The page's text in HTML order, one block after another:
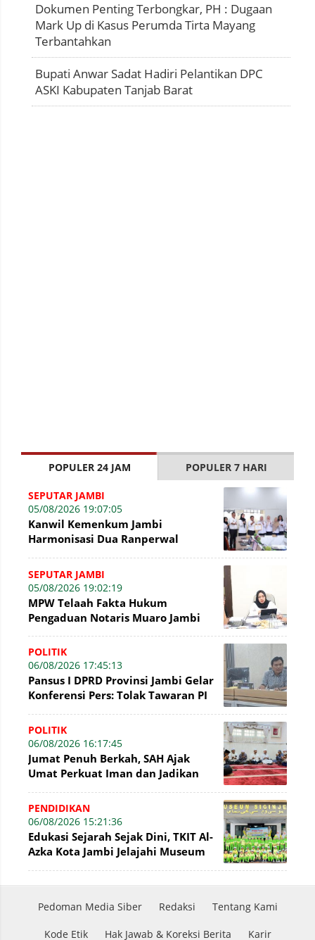
Dokumen Penting Terbongkar, PH : Dugaan
Mark Up di Kasus Perumda Tirta Mayang
Terbantahkan
Bupati Anwar Sadat Hadiri Pelantikan DPC
ASKI Kabupaten Tanjab Barat
POPULER 24 JAM POPULER 7 HARI
SEPUTAR JAMBI
05/08/2026 19:07:05
Kanwil Kemenkum Jambi
Harmonisasi Dua Ranperwal
SEPUTAR JAMBI
05/08/2026 19:02:19
MPW Telaah Fakta Hukum
Pengaduan Notaris Muaro Jambi
POLITIK
06/08/2026 17:45:13
Pansus I DPRD Provinsi Jambi Gelar
Konferensi Pers: Tolak Tawaran PI
POLITIK
06/08/2026 16:17:45
Jumat Penuh Berkah, SAH Ajak
Umat Perkuat Iman dan Jadikan
Membangun Bangsa
PENDIDIKAN
06/08/2026 15:21:36
Edukasi Sejarah Sejak Dini, TKIT Al-
Azka Kota Jambi Jelajahi Museum
Pedoman Media Siber Redaksi Tentang Kami
Kode Etik Hak Jawab & Koreksi Berita Karir